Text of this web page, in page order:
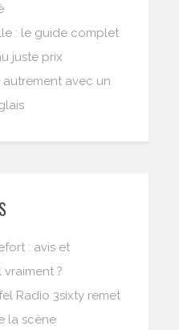
: le guide complet
juste prix
autrement avec un
: avis et
?
Radio 3sixty remet
la scène